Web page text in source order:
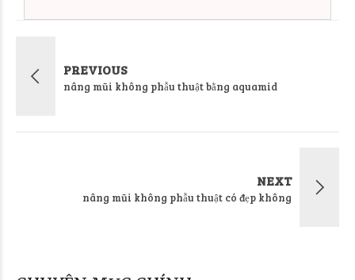
PREVIOUS
nâng mũi không phẫu thuật bằng aquamid
NEXT
nâng mũi không phẫu thuật có đẹp không